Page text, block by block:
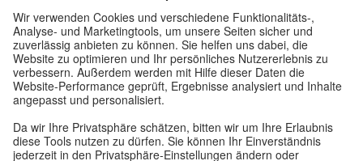
Newsletter
Impressum
Privatsphäre-Einstellungen
Datenschutz
Nutzungsbedingungen
Weitere Angebote aus der Welt des